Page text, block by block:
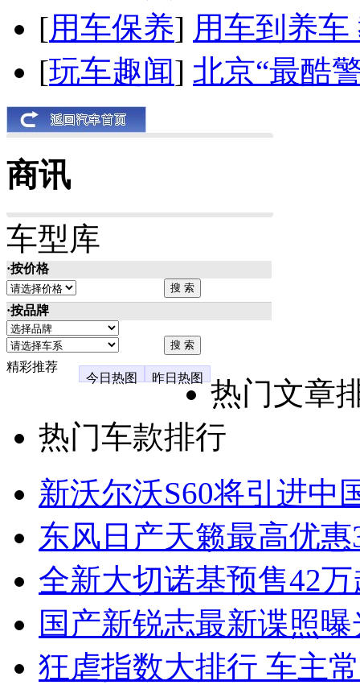
[用车保养] 用车到养
[玩车趣闻] 北京“最酷
商讯
车型库
·按价格
·按品牌
精彩推荐
今日热图
昨日热图
热门文章
热门车款排行
新沃尔沃S60将引进中
东风日产天籁最高优
全新大切诺基预售42
国产新锐志最新谍照
狂虐指数大排行 车主